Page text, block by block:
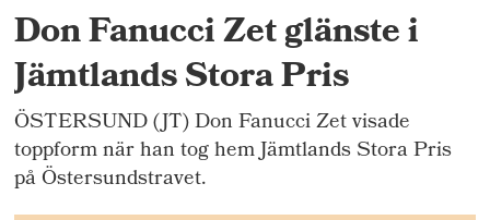
Don Fanucci Zet glänste i
Jämtlands Stora Pris
ÖSTERSUND (JT) Don Fanucci Zet visade
toppform när han tog hem Jämtlands Stora Pris
på Östersundstravet.